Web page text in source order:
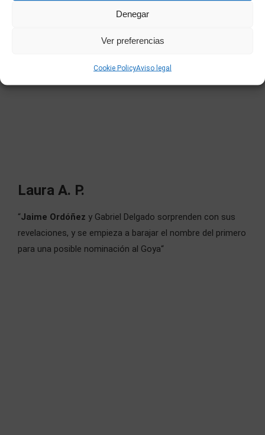
Denegar
Ver preferencias
Cookie PolicyAviso legal
atormentado, intenso, divertido, que ofrece el
contrapunto perfecto a los personajes de Mario Casas y
obligación sino un placer”.
Laura A. P.
“Jaime Ordóñez y Gabriel Delgado sorprenden con sus
revelaciones, y se empieza a barajar el nombre del primero
para una posible nominación al Goya“